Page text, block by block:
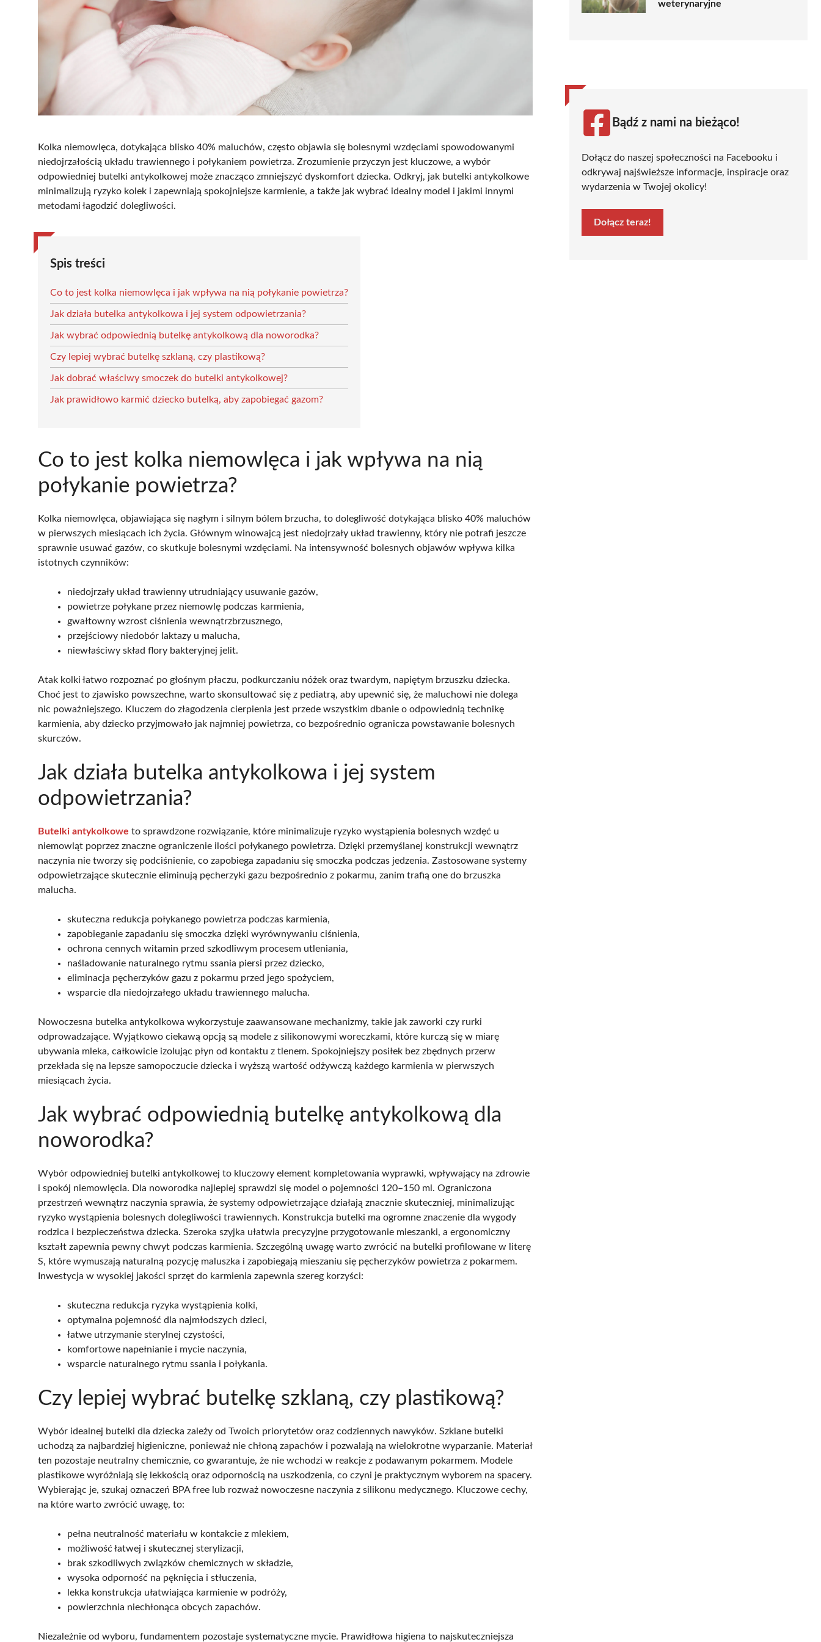
Kolka niemowlęca, dotykająca blisko 40% maluchów, często objawia się bolesnymi wzdęciami spowodowanymi
niedojrzałością układu trawiennego i połykaniem powietrza. Zrozumienie przyczyn jest kluczowe, a wybór
odpowiedniej butelki antykolkowej może znacząco zmniejszyć dyskomfort dziecka. Odkryj, jak butelki antykolkowe
minimalizują ryzyko kolek i zapewniają spokojniejsze karmienie, a także jak wybrać idealny model i jakimi innymi
metodami łagodzić dolegliwości.
Spis treści
Co to jest kolka niemowlęca i jak wpływa na nią połykanie powietrza?
Jak działa butelka antykolkowa i jej system odpowietrzania?
Jak wybrać odpowiednią butelkę antykolkową dla noworodka?
Czy lepiej wybrać butelkę szklaną, czy plastikową?
Jak dobrać właściwy smoczek do butelki antykolkowej?
Jak prawidłowo karmić dziecko butelką, aby zapobiegać gazom?
Co to jest kolka niemowlęca i jak wpływa na nią
połykanie powietrza?
Kolka niemowlęca, objawiająca się nagłym i silnym bólem brzucha, to dolegliwość dotykająca blisko 40% maluchów
w pierwszych miesiącach ich życia. Głównym winowajcą jest niedojrzały układ trawienny, który nie potrafi jeszcze
sprawnie usuwać gazów, co skutkuje bolesnymi wzdęciami. Na intensywność bolesnych objawów wpływa kilka
istotnych czynników:
niedojrzały układ trawienny utrudniający usuwanie gazów,
powietrze połykane przez niemowlę podczas karmienia,
gwałtowny wzrost ciśnienia wewnątrzbrzusznego,
przejściowy niedobór laktazy u malucha,
niewłaściwy skład flory bakteryjnej jelit.
Atak kolki łatwo rozpoznać po głośnym płaczu, podkurczaniu nóżek oraz twardym, napiętym brzuszku dziecka.
Choć jest to zjawisko powszechne, warto skonsultować się z pediatrą, aby upewnić się, że maluchowi nie dolega
nic poważniejszego. Kluczem do złagodzenia cierpienia jest przede wszystkim dbanie o odpowiednią technikę
karmienia, aby dziecko przyjmowało jak najmniej powietrza, co bezpośrednio ogranicza powstawanie bolesnych
skurczów.
Jak działa butelka antykolkowa i jej system
odpowietrzania?
Butelki antykolkowe to sprawdzone rozwiązanie, które minimalizuje ryzyko wystąpienia bolesnych wzdęć u
niemowląt poprzez znaczne ograniczenie ilości połykanego powietrza. Dzięki przemyślanej konstrukcji wewnątrz
naczynia nie tworzy się podciśnienie, co zapobiega zapadaniu się smoczka podczas jedzenia. Zastosowane systemy
odpowietrzające skutecznie eliminują pęcherzyki gazu bezpośrednio z pokarmu, zanim trafią one do brzuszka
malucha.
skuteczna redukcja połykanego powietrza podczas karmienia,
zapobieganie zapadaniu się smoczka dzięki wyrównywaniu ciśnienia,
ochrona cennych witamin przed szkodliwym procesem utleniania,
naśladowanie naturalnego rytmu ssania piersi przez dziecko,
eliminacja pęcherzyków gazu z pokarmu przed jego spożyciem,
wsparcie dla niedojrzałego układu trawiennego malucha.
Nowoczesna butelka antykolkowa wykorzystuje zaawansowane mechanizmy, takie jak zaworki czy rurki
odprowadzające. Wyjątkowo ciekawą opcją są modele z silikonowymi woreczkami, które kurczą się w miarę
ubywania mleka, całkowicie izolując płyn od kontaktu z tlenem. Spokojniejszy posiłek bez zbędnych przerw
przekłada się na lepsze samopoczucie dziecka i wyższą wartość odżywczą każdego karmienia w pierwszych
miesiącach życia.
Jak wybrać odpowiednią butelkę antykolkową dla
noworodka?
Wybór odpowiedniej butelki antykolkowej to kluczowy element kompletowania wyprawki, wpływający na zdrowie
i spokój niemowlęcia. Dla noworodka najlepiej sprawdzi się model o pojemności 120–150 ml. Ograniczona
przestrzeń wewnątrz naczynia sprawia, że systemy odpowietrzające działają znacznie skuteczniej, minimalizując
ryzyko wystąpienia bolesnych dolegliwości trawiennych. Konstrukcja butelki ma ogromne znaczenie dla wygody
rodzica i bezpieczeństwa dziecka. Szeroka szyjka ułatwia precyzyjne przygotowanie mieszanki, a ergonomiczny
kształt zapewnia pewny chwyt podczas karmienia. Szczególną uwagę warto zwrócić na butelki profilowane w literę
S, które wymuszają naturalną pozycję maluszka i zapobiegają mieszaniu się pęcherzyków powietrza z pokarmem.
Inwestycja w wysokiej jakości sprzęt do karmienia zapewnia szereg korzyści:
skuteczna redukcja ryzyka wystąpienia kolki,
optymalna pojemność dla najmłodszych dzieci,
łatwe utrzymanie sterylnej czystości,
komfortowe napełnianie i mycie naczynia,
wsparcie naturalnego rytmu ssania i połykania.
Czy lepiej wybrać butelkę szklaną, czy plastikową?
Wybór idealnej butelki dla dziecka zależy od Twoich priorytetów oraz codziennych nawyków. Szklane butelki
uchodzą za najbardziej higieniczne, ponieważ nie chłoną zapachów i pozwalają na wielokrotne wyparzanie. Materiał
ten pozostaje neutralny chemicznie, co gwarantuje, że nie wchodzi w reakcje z podawanym pokarmem. Modele
plastikowe wyróżniają się lekkością oraz odpornością na uszkodzenia, co czyni je praktycznym wyborem na spacery.
Wybierając je, szukaj oznaczeń BPA free lub rozważ nowoczesne naczynia z silikonu medycznego. Kluczowe cechy,
na które warto zwrócić uwagę, to:
pełna neutralność materiału w kontakcie z mlekiem,
możliwość łatwej i skutecznej sterylizacji,
brak szkodliwych związków chemicznych w składzie,
wysoka odporność na pęknięcia i stłuczenia,
lekka konstrukcja ułatwiająca karmienie w podróży,
powierzchnia niechłonąca obcych zapachów.
Niezależnie od wyboru, fundamentem pozostaje systematyczne mycie. Prawidłowa higiena to najskuteczniejsza
weterynaryjne
Bądź z nami na bieżąco!
Dołącz do naszej społeczności na Facebooku i
odkrywaj najświeższe informacje, inspiracje oraz
wydarzenia w Twojej okolicy!
Dołącz teraz!